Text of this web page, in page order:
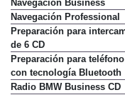
Navegación Business
Navegación Professional
Preparación para
de 6 CD
Preparación para
con tecnología Bluetooth
Radio BMW Business CD